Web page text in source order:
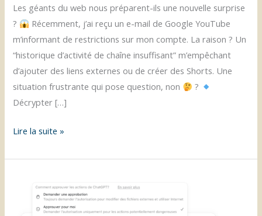
Les géants du web nous préparent-ils une nouvelle surprise
?
Récemment, j’ai reçu un e-mail de Google YouTube
m’informant de restrictions sur mon compte. La raison ? Un
“historique d’activité de chaîne insuffisant” m’empêchant
d’ajouter des liens externes ou de créer des Shorts. Une
situation frustrante qui pose question, non
?
Décrypter […]
Restrictions
les
sociaux
Lire la suite »